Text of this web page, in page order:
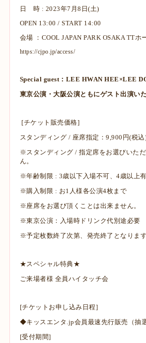
日 時 : 2023年7月8日(土)
OPEN 13:00 / START 14:00
会場 ：COOL JAPAN PARK OSAKA TTホ
https://cjpo.jp/access/
Special guest：LEE HWAN HEE×LEE
東京公演・大阪公演ともにゲスト出演いた
[チケット販売価格]
スタンディング / 座席指定：9,900円(税込
※スタンディング / 指定席をお選びいた
ん。
※年齢制限 : 3歳以下入場不可、4歳以上
※購入制限 : お1人様各公演4枚まで
※座席をお選び頂くことは出来ません。
※東京公演：入場時ドリンク代別途必要
※予定枚数終了次第、発売終了となります
★スペシャル特典★
ご来場者様 全員ハイタッチ会
[チケットお申し込み日程]
◆キッスエンタ.jp会員最速先行販売（抽選
[受付期間]